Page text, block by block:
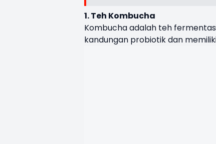
1. Teh Kombucha
Kombucha adalah teh
kandungan probiotik dan